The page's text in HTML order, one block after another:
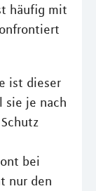
häufig mit
ist dieser
sie je nach
bei
nur den